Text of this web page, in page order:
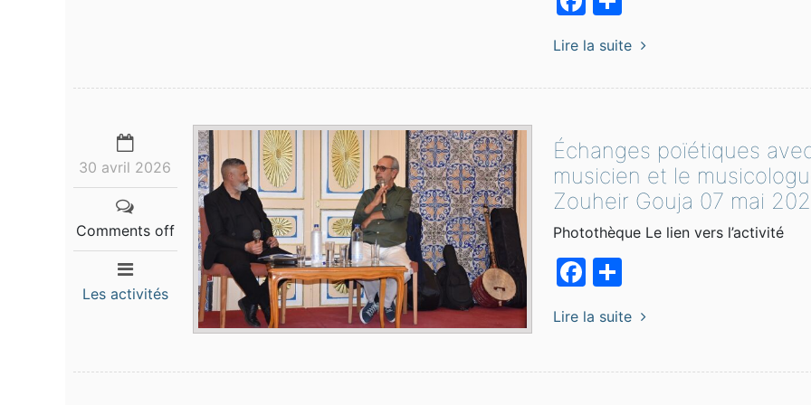
Lire la suite
Échanges poïétiques
musicien et le
Zouheir Gouja 07 mai
Photothèque Le lien vers l’activité
Facebook
Partager
Lire la suite
30 avril 2026
Comments off
Les activités